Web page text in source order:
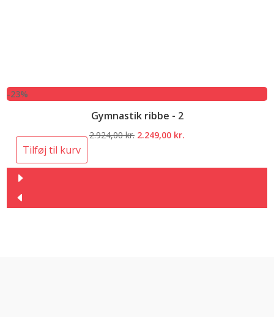
-23%
Gymnastik ribbe - 2
2.924,00kr. Den
2.249,00 kr.
Tilføj til kurv